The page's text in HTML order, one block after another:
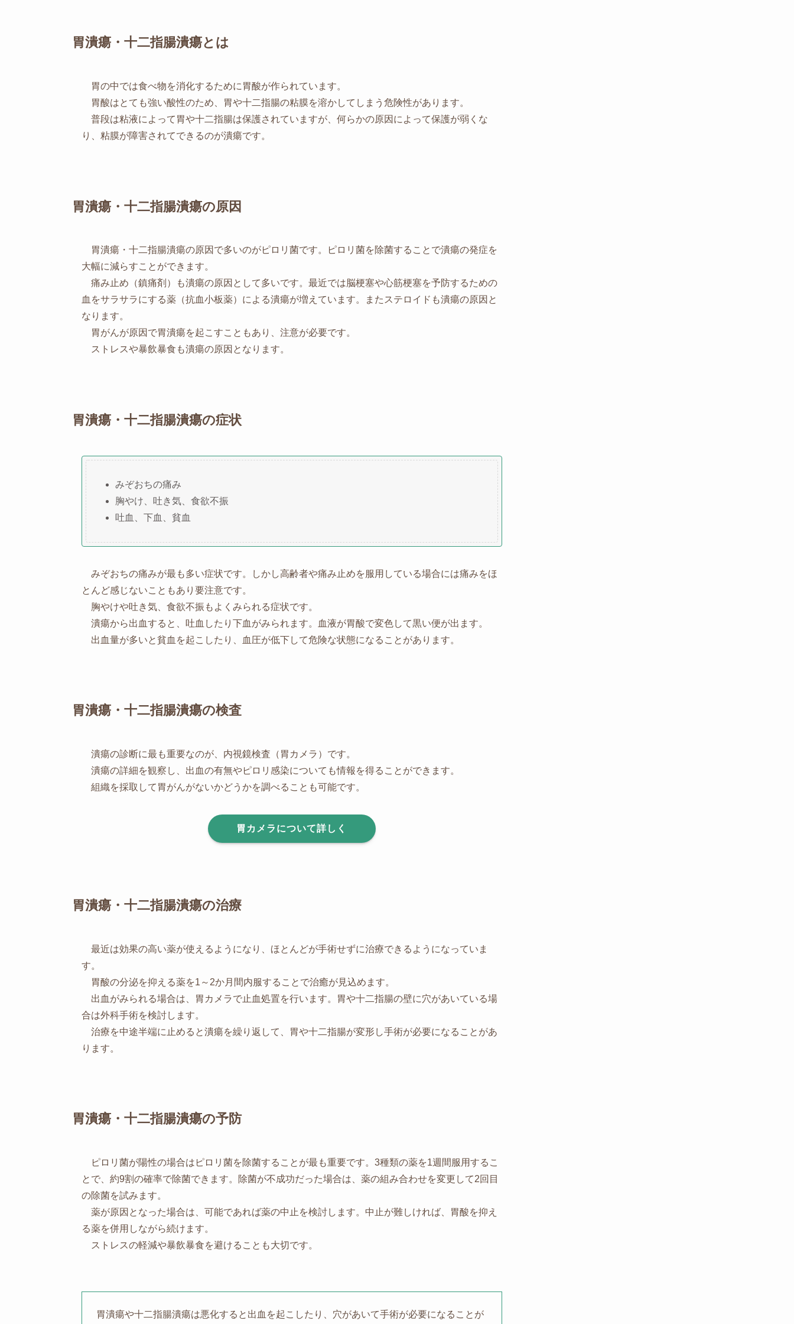
胃潰瘍・十二指腸潰瘍とは
胃の中では食べ物を消化するために胃酸が作られています。
胃酸はとても強い酸性のため、胃や十二指腸の粘膜を溶かしてしまう危険性があります。
普段は粘液によって胃や十二指腸は保護されていますが、何らかの原因によって保護が弱くな
り、粘膜が障害されてできるのが潰瘍です。
胃潰瘍・十二指腸潰瘍の原因
胃潰瘍・十二指腸潰瘍の原因で多いのがピロリ菌です。ピロリ菌を除菌することで潰瘍の発症を
大幅に減らすことができます。
痛み止め（鎮痛剤）も潰瘍の原因として多いです。最近では脳梗塞や心筋梗塞を予防するための
血をサラサラにする薬（抗血小板薬）による潰瘍が増えています。またステロイドも潰瘍の原因と
なります。
胃がんが原因で胃潰瘍を起こすこともあり、注意が必要です。
ストレスや暴飲暴食も潰瘍の原因となります。
胃潰瘍・十二指腸潰瘍の症状
みぞおちの痛み
胸やけ、吐き気、食欲不振
吐血、下血、貧血
みぞおちの痛みが最も多い症状です。しかし高齢者や痛み止めを服用している場合には痛みをほ
とんど感じないこともあり要注意です。
胸やけや吐き気、食欲不振もよくみられる症状です。
潰瘍から出血すると、吐血したり下血がみられます。血液が胃酸で変色して黒い便が出ます。
出血量が多いと貧血を起こしたり、血圧が低下して危険な状態になることがあります。
胃潰瘍・十二指腸潰瘍の検査
潰瘍の診断に最も重要なのが、内視鏡検査（胃カメラ）です。
潰瘍の詳細を観察し、出血の有無やピロリ感染についても情報を得ることができます。
組織を採取して胃がんがないかどうかを調べることも可能です。
胃カメラについて詳しく
胃潰瘍・十二指腸潰瘍の治療
最近は効果の高い薬が使えるようになり、ほとんどが手術せずに治療できるようになっていま
す。
胃酸の分泌を抑える薬を1～2か月間内服することで治癒が見込めます。
出血がみられる場合は、胃カメラで止血処置を行います。胃や十二指腸の壁に穴があいている場
合は外科手術を検討します。
治療を中途半端に止めると潰瘍を繰り返して、胃や十二指腸が変形し手術が必要になることがあ
ります。
胃潰瘍・十二指腸潰瘍の予防
ピロリ菌が陽性の場合はピロリ菌を除菌することが最も重要です。3種類の薬を1週間服用するこ
とで、約9割の確率で除菌できます。除菌が不成功だった場合は、薬の組み合わせを変更して2回目
の除菌を試みます。
薬が原因となった場合は、可能であれば薬の中止を検討します。中止が難しければ、胃酸を抑え
る薬を併用しながら続けます。
ストレスの軽減や暴飲暴食を避けることも大切です。
胃潰瘍や十二指腸潰瘍は悪化すると出血を起こしたり、穴があいて手術が必要になることが